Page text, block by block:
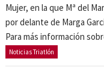
Mujer, en la que Mª del
por delante de Marga
Para más información
Noticias Triatlón